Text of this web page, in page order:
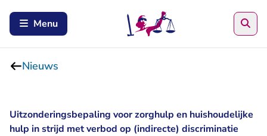
Menu
Nieuws
Uitzonderingsbepaling voor zorghulp en huishoudelijke
hulp in strijd met verbod op (indirecte) discriminatie